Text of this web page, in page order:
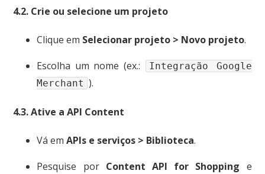
4.2. Crie ou selecione um projeto
Clique em Selecionar projeto > Novo projeto.
Escolha um nome (ex.:
Integração Google
Merchant ).
4.3. Ative a API Content
Vá emAPIs e serviços > Biblioteca.
Pesquise por Content API for Shopping e